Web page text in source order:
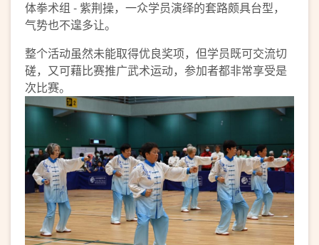
体拳术组 - 紫荆操，一众学员演绎的套路颇具台型，
气势也不遑多让。
整个活动虽然未能取得优良奖项，但学员既可交流切
磋，又可藉比赛推广武术运动，参加者都非常享受是
次比赛。